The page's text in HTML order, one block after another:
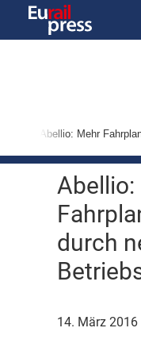
Abellio: Mehr
Abellio:
durch
14. März 2016